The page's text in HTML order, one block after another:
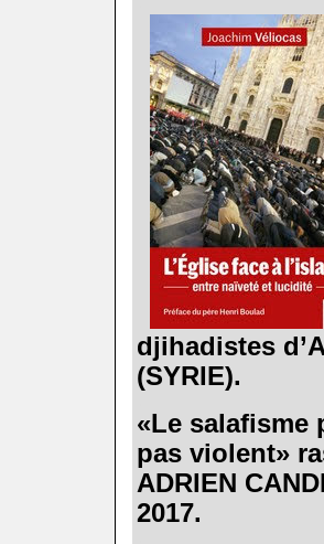
djihadistes
(SYRIE).
«Le salafisme
pas violent»
ADRIEN
2017.